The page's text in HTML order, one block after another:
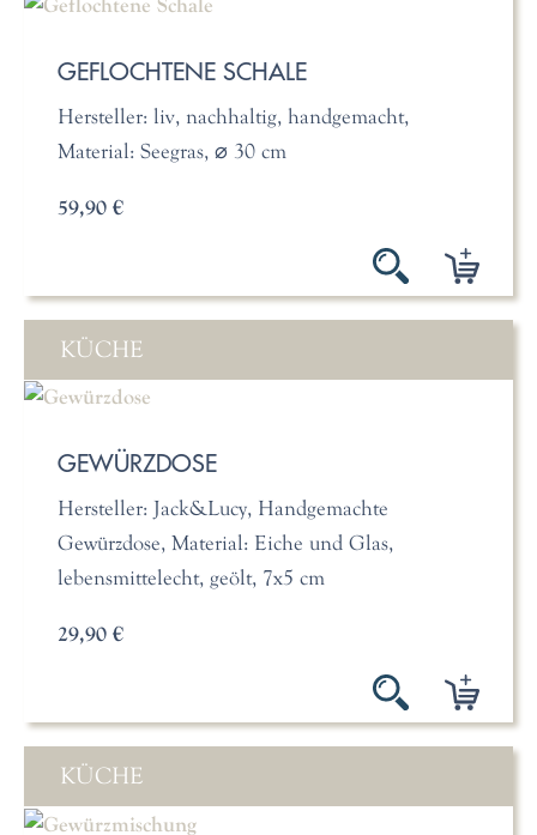
GEFLOCHTENE SCHALE
Hersteller: liv, nachhaltig, handgemacht,
Material: Seegras, ⌀ 30 cm
59,90 €
KÜCHE
GEWÜRZDOSE
Hersteller: Jack&Lucy, Handgemachte
Gewürzdose, Material: Eiche und Glas,
lebensmittelecht, geölt, 7x5 cm
29,90 €
KÜCHE